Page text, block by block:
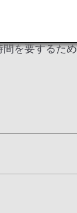
を要するた